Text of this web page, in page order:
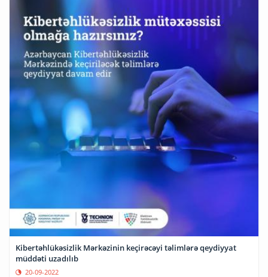
Kibertəhlükəsizlik Mərkəzinin keçirəcəyi təlimlərə qeydiyyat
müddəti uzadılıb
20-09-2022